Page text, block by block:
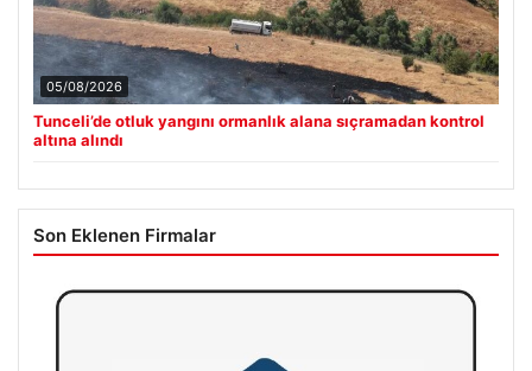
05/08/2026
Tunceli’de otluk yangını ormanlık alana sıçramadan kontrol
altına alındı
Son Eklenen Firmalar